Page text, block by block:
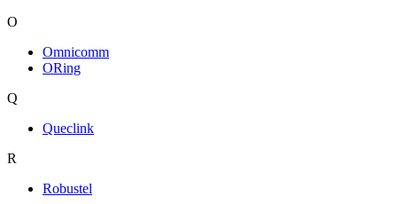
O
Omnicomm
ORing
Q
Queclink
R
Robustel